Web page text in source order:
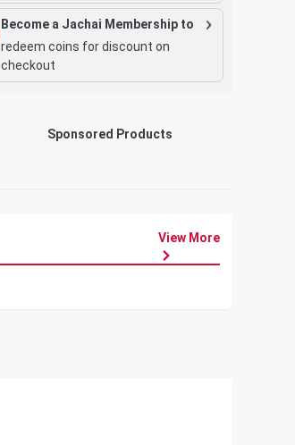
Become a Jachai Membership to
redeem coins for discount on
checkout
Sponsored Products
View More